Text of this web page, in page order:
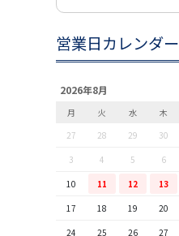
営業日カレンダー
2026年8月
月 火 水 木
27
28 29 30
3
4 5 6
10
11 12 13
17
18 19 20
24
25 26 27